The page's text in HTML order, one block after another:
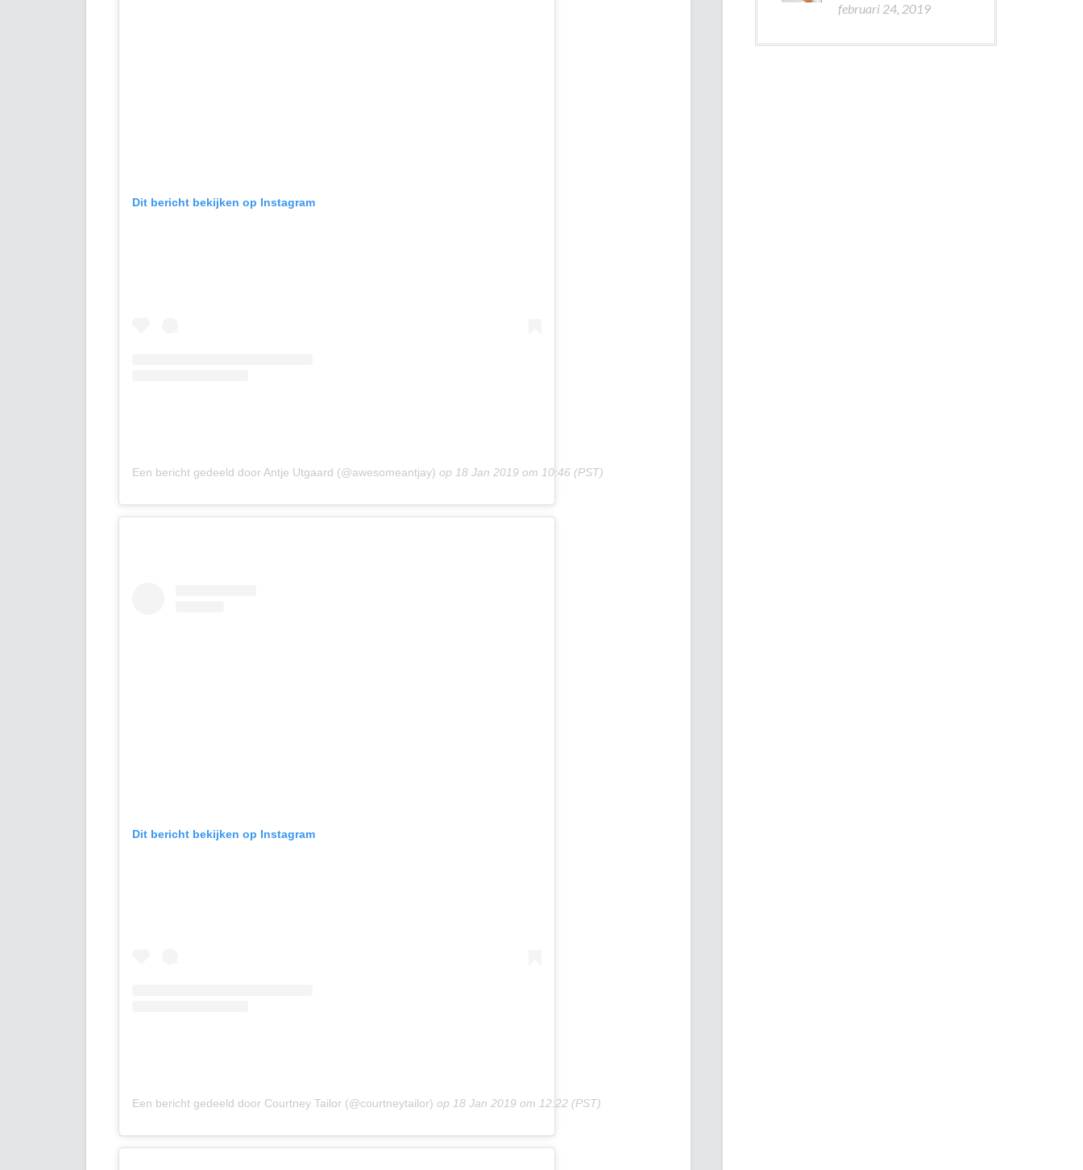
Dit bericht bekijken op Instagram
Een bericht gedeeld door Antje Utgaard (@awesomeantjay) op 18 Jan 2019 om 10:46 (PST)
Dit bericht bekijken op Instagram
Een bericht gedeeld door Courtney Tailor (@courtneytailor) op 18 Jan 2019 om 12:22 (PST)
februari 24, 2019